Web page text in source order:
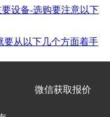
设备-选购要注意以下
要从以下几个方面着手
微信获取报价